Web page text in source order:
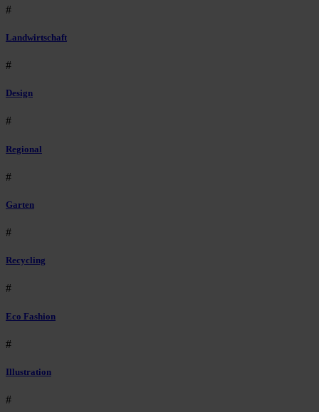
#
Landwirtschaft
#
Design
#
Regional
#
Garten
#
Recycling
#
Eco Fashion
#
Illustration
#